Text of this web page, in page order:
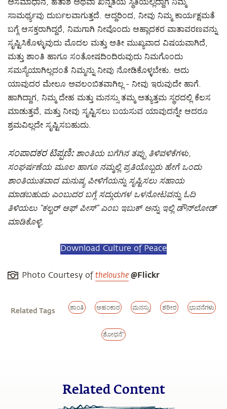
ಅಸಮಾಧಾನ, ಹತಾಶೆ ಅಥವಾ ಖಿನ್ನತೆಯ ಸ್ಥಿತಿಯಲ್ಲಿದ್ದಾಗ ನಿಮ್ಮ
ಸಾಮರ್ಥ್ಯವು ದುರ್ಬಲವಾಗುತ್ತದೆ. ಆದ್ದರಿಂದ, ನೀವು ನಿಮ್ಮ ಕಾರ್ಯಕ್ಷಮತೆ
ಬಗ್ಗೆ ಆಸಕ್ತರಾಗಿದ್ದರೆ, ನಿಮಗಾಗಿ ನೀವೊಂದು ಆಹ್ಲಾದಕರ ವಾತಾವರಣವನ್ನು
ಸೃಷ್ಟಿಸಿಕೊಳ್ಳುವುದು ಮೊದಲ ಮತ್ತು ಅತೀ ಮುಖ್ಯವಾದ ವಿಷಯವಾಗಿದೆ,
ಮತ್ತು ಶಾಂತಿ ಹಾಗೂ ಸಂತೋಷದಿಂದಿರುವುದು ನಿಮಗೊಂದು
ಸಮಸ್ಯೆಯಾಗಿಲ್ಲದಂತೆ ನಿಮ್ಮನ್ನು ನೀವು ನೋಡಿಕೊಳ್ಳಬೇಕು. ಅದು
ಯಾವುದರ ಮೇಲೂ ಅವಲಂಬಿತವಾಗಿಲ್ಲ - ನೀವು ಇರುವುದೇ ಹಾಗೆ.
ಹಾಗಿದ್ದಾಗ, ನಿಮ್ಮ ದೇಹ ಮತ್ತು ಮನಸ್ಸು ತಮ್ಮ ಅತ್ಯುತ್ತಮ ಸ್ಥರದಲ್ಲಿ ಕೆಲಸ
ಮಾಡುತ್ತವೆ, ಮತ್ತು ನೀವು ಸೃಷ್ಟಿಸಲು ಬಯಸುವ ಯಾವುದನ್ನೇ ಆದರೂ
ಶ್ರಮವಿಲ್ಲದೇ ಸೃಷ್ಟಿಸಬಹುದು.
ಸಂಪಾದಕರ ಟಿಪ್ಪಣಿ: ಶಾಂತಿಯ ಬಗೆಗಿನ ತಪ್ಪು ತಿಳಿವಳಿಕೆಗಳು,
ಸಂಘರ್ಷಣೆಯ ಮೂಲ ಹಾಗೂ ನಮ್ಮಲ್ಲಿ ಪ್ರತಿಯೊಬ್ಬರು ಹೇಗೆ ಒಂದು
ಶಾಂತಿಯುತವಾದ ಮನುಷ್ಯ ಪೀಳಿಗೆಯನ್ನು ಸೃಷ್ಟಿಸಲು ಸಹಾಯ
ಮಾಡಬಹುದು ಎಂಬುದರ ಬಗ್ಗೆ ಸದ್ಗುರುಗಳ ಒಳನೋಟವನ್ನು ಓದಿ
ತಿಳಿಯಲು “ಕಲ್ಚರ್ ಆಫ್ ಪೀಸ್” ಎಂಬ ಇಬುಕ್ ಅನ್ನು ಇಲ್ಲಿ ಡೌನ್‌ಲೋಡ್
ಮಾಡಿಕೊಳ್ಳಿ.
Download Culture of Peace
Photo Courtesy oftheloushe @Flickr
Related Tags ಶಾಂತಿ ಅಹಂಕಾರ ಮನಸ್ಸು ಶರೀರ ಭಾವನೆಗಳು
ಶೋಧನೆ"
Related Content